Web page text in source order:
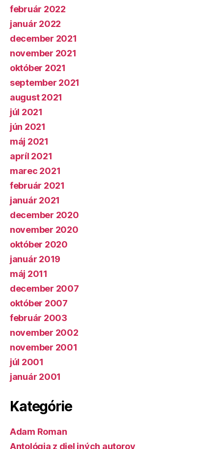
február 2022
január 2022
december 2021
november 2021
október 2021
september 2021
august 2021
júl 2021
jún 2021
máj 2021
apríl 2021
marec 2021
február 2021
január 2021
december 2020
november 2020
október 2020
január 2019
máj 2011
december 2007
október 2007
február 2003
november 2002
november 2001
júl 2001
január 2001
Kategórie
Adam Roman
Antológia z diel iných autorov